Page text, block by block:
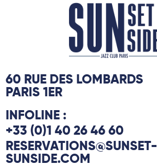
60 RUE DES LOMBARDS
PARIS 1ER
INFOLINE :
+33 (0)1 40 26 46 60
RESERVATIONS@SUNSET-
SUNSIDE.COM